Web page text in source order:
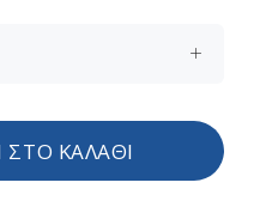
ΚΑΛΑΘΙ